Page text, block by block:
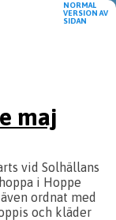
NORMAL
VERSION AV
SIDAN
maj
vid Solhällans
i Hoppe
ordnat med
och kläder